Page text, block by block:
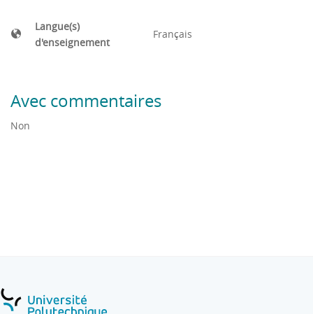
Langue(s)
d'enseignement
Français
Avec commentaires
Non